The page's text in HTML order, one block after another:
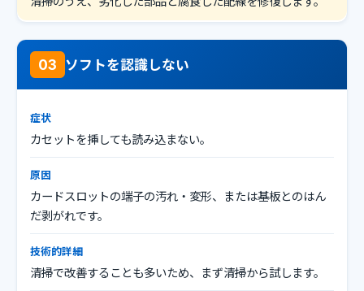
03 ソフトを認識しない
症状
カセットを挿しても読み込まない。
原因
カードスロットの端子の汚れ・変形、または基板とのはん
だ剥がれです。
技術的詳細
清掃で改善することも多いため、まず清掃から試します。